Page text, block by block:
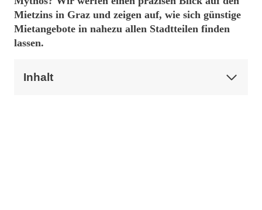
Mietzins in Graz und zeigen auf, wie sich günstige
Mietangebote in nahezu allen Stadtteilen finden
lassen.
Inhalt